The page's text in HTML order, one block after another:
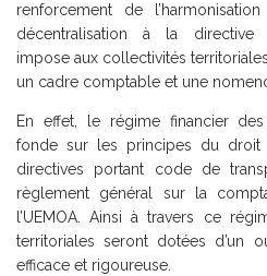
renforcement de
décentralisation à la directive
impose aux collectivités
un cadre comptable et une
En effet, le régime financier
fonde sur les principes du droit
directives portant code de
règlement général sur la
l’UEMOA. Ainsi à travers ce
territoriales seront dotées d’un
efficace et rigoureuse.